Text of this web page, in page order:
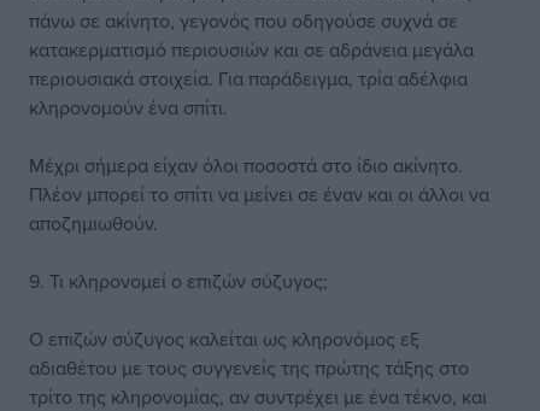
πάνω σε ακίνητο, γεγονός που οδηγούσε συχνά σε
κατακερματισμό περιουσιών και σε αδράνεια μεγάλα
περιουσιακά στοιχεία. Για παράδειγμα, τρία αδέλφια
κληρονομούν ένα σπίτι.
Μέχρι σήμερα είχαν όλοι ποσοστά στο ίδιο ακίνητο.
Πλέον μπορεί το σπίτι να μείνει σε έναν και οι άλλοι να
αποζημιωθούν.
9. Τι κληρονομεί ο επιζών σύζυγος;
Ο επιζών σύζυγος καλείται ως κληρονόμος εξ
αδιαθέτου με τους συγγενείς της πρώτης τάξης στο
τρίτο της κληρονομίας, αν συντρέχει με ένα τέκνο, και